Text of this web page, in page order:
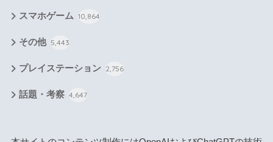
スマホゲーム 10,864
その他 5,443
プレイステーション 2,756
話題・考察 4,647